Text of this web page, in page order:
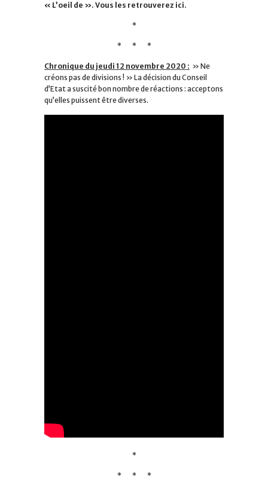
« L’oeil de ». Vous les retrouverez ici.
*
* * *
Chronique du jeudi 12 novembre 2020 : » Ne
créons pas de divisions ! » La décision du Conseil
d’Etat a suscité bon nombre de réactions : acceptons
qu’elles puissent être diverses.
*
* * *